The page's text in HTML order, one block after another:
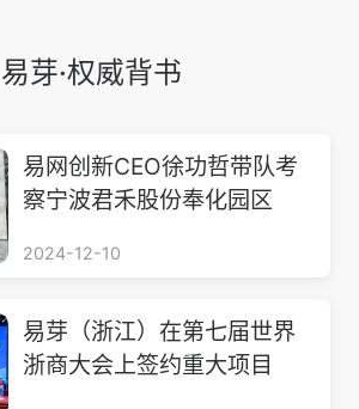
易芽·权威背书
易网创新CEO徐功哲带队考
察宁波君禾股份奉化园区
2024-12-10
易芽（浙江）在第七届世界
浙商大会上签约重大项目